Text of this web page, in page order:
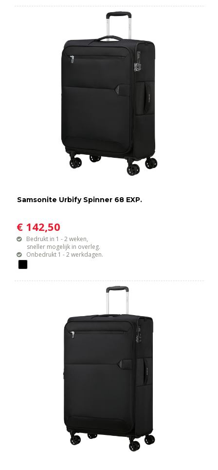
Samsonite Urbify Spinner 68 EXP.
€ 142,50
Bedrukt in 1 - 2 weken,
sneller mogelijk in overleg.
Onbedrukt 1 - 2 werkdagen.